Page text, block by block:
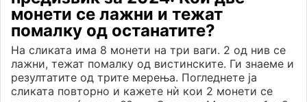
монети се лажни и тежат
помалку од останатите?
На сликата има 8 монети на три ваги. 2 од нив се
лажни, тежат помалку од вистинските. Ги знаеме и
резултатите од трите мерења. Погледнете ја
сликата повторно и кажете нѝ кои 2 монети се